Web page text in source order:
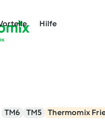
Hilfe
TM6 TM5 Thermomix